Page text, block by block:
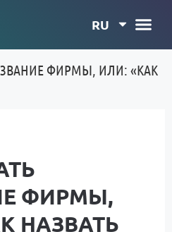
RU
ФИРМЫ, ИЛИ: «KАК
ФИРМЫ,
НАЗВАТЬ